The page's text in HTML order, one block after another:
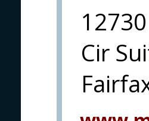
Cir